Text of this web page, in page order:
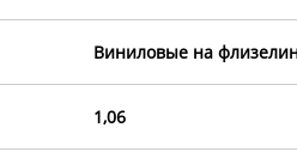
Виниловые на
1,06